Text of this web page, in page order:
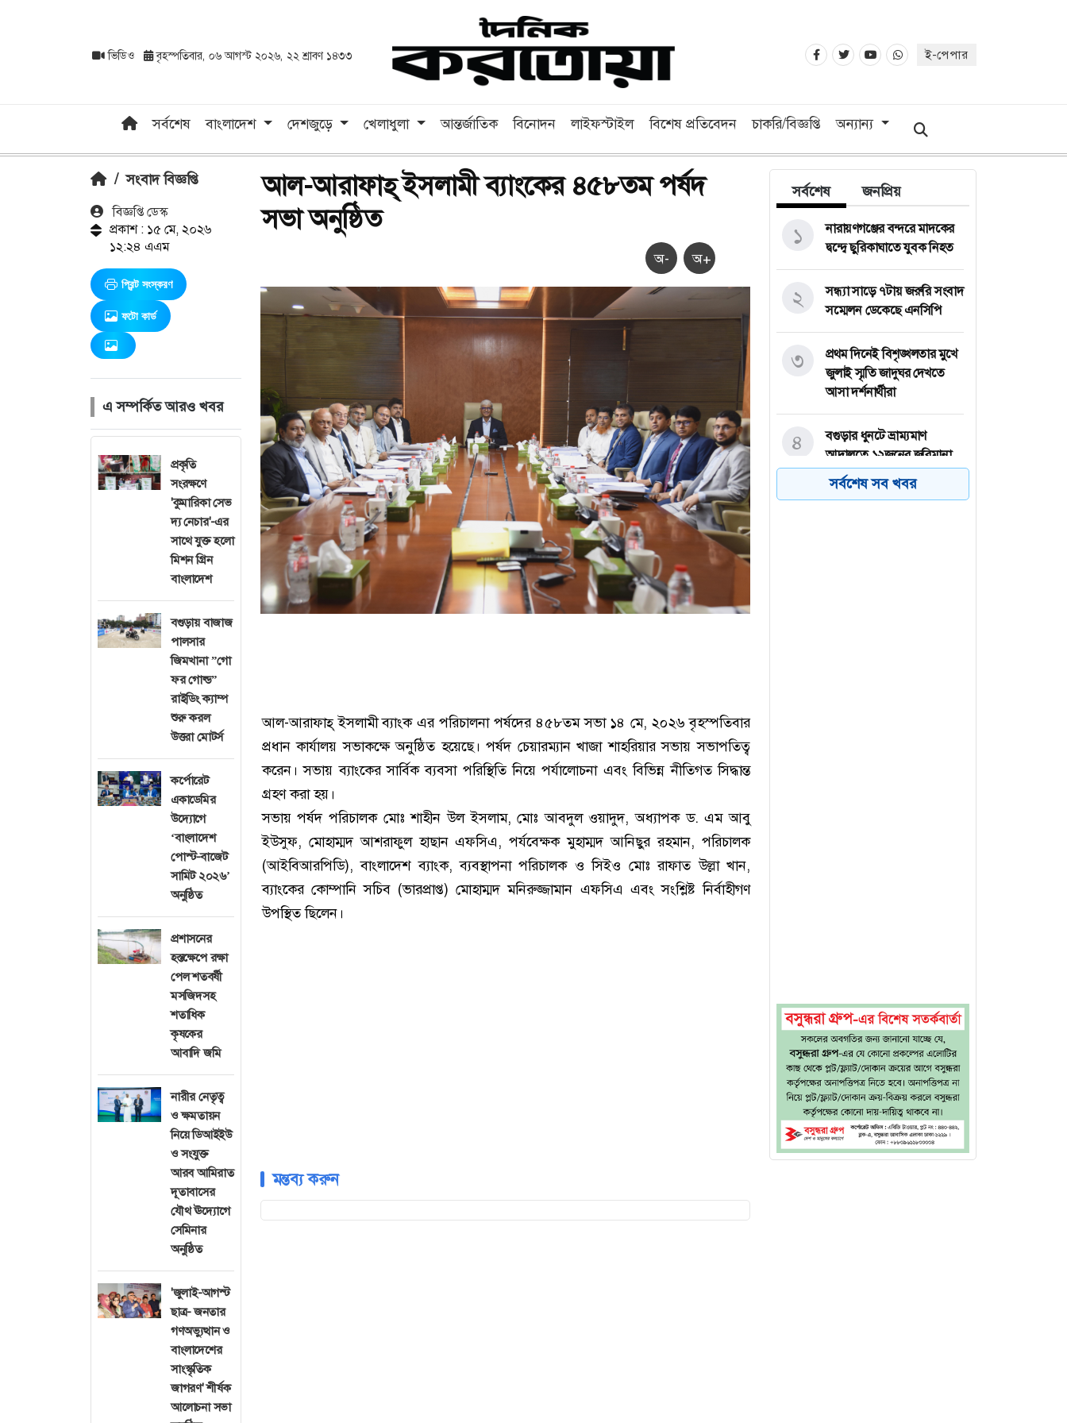
ভিডিও বৃহস্পতিবার, ০৬ আগস্ট ২০২৬, ২২ শ্রাবণ ১৪৩৩ ই-পেপার
সর্বশেষ বাংলাদেশ দেশজুড়ে খেলাধুলা আন্তর্জাতিক বিনোদন লাইফস্টাইল বিশেষ প্রতিবেদন চাকরি/বিজ্ঞপ্তি অন্যান্য
/ সংবাদ বিজ্ঞপ্তি
বিজ্ঞপ্তি ডেস্ক
প্রকাশ : ১৫ মে, ২০২৬
১২:২৪ এএম
প্রিন্ট সংস্করণ
ফটো কার্ড
এ সম্পর্কিত আরও খবর
প্রকৃতি
সংরক্ষণে
'কুমারিকা সেভ
দ্য নেচার'-এর
সাথে যুক্ত হলো
মিশন গ্রিন
বাংলাদেশ
বগুড়ায় বাজাজ
পালসার
জিমখানা ”গো
ফর গোল্ড”
রাইডিং ক্যাম্প
শুরু করল
উত্তরা মোটর্স
কর্পোরেট
একাডেমির
উদ্যোগে
‘বাংলাদেশ
পোস্ট-বাজেট
সামিট ২০২৬’
অনুষ্ঠিত
প্রশাসনের
হস্তক্ষেপে রক্ষা
পেল শতবর্ষী
মসজিদসহ
শতাধিক
কৃষকের
আবাদি জমি
নারীর নেতৃত্ব
ও ক্ষমতায়ন
নিয়ে ডিআইইউ
ও সংযুক্ত
আরব আমিরাত
দূতাবাসের
যৌথ ঊদ্যোগে
সেমিনার
অনুষ্ঠিত
'জুলাই-আগস্ট
ছাত্র- জনতার
গণঅভ্যুত্থান ও
বাংলাদেশের
সাংস্কৃতিক
জাগরণ' শীর্ষক
আলোচনা সভা
আল-আরাফাহ্ ইসলামী ব্যাংকের ৪৫৮তম পর্ষদ
সভা অনুষ্ঠিত
অ- অ+
আল-আরাফাহ্ ইসলামী ব্যাংক এর পরিচালনা পর্ষদের ৪৫৮তম সভা ১৪ মে, ২০২৬ বৃহস্পতিবার
প্রধান কার্যালয় সভাকক্ষে অনুষ্ঠিত হয়েছে। পর্ষদ চেয়ারম্যান খাজা শাহরিয়ার সভায় সভাপতিত্ব
করেন। সভায় ব্যাংকের সার্বিক ব্যবসা পরিস্থিতি নিয়ে পর্যালোচনা এবং বিভিন্ন নীতিগত সিদ্ধান্ত
গ্রহণ করা হয়।
সভায় পর্ষদ পরিচালক মোঃ শাহীন উল ইসলাম, মোঃ আবদুল ওয়াদুদ, অধ্যাপক ড. এম আবু
ইউসুফ, মোহাম্মদ আশরাফুল হাছান এফসিএ, পর্যবেক্ষক মুহাম্মদ আনিছুর রহমান, পরিচালক
(আইবিআরপিডি), বাংলাদেশ ব্যাংক, ব্যবস্থাপনা পরিচালক ও সিইও মোঃ রাফাত উল্লা খান,
ব্যাংকের কোম্পানি সচিব (ভারপ্রাপ্ত) মোহাম্মদ মনিরুজ্জামান এফসিএ এবং সংশ্লিষ্ট নির্বাহীগণ
উপস্থিত ছিলেন।
মন্তব্য করুন
সর্বশেষ জনপ্রিয়
নারায়ণগঞ্জের বন্দরে মাদকের
দ্বন্দ্বে ছুরিকাঘাতে যুবক নিহত
১
সন্ধ্যা সাড়ে ৭টায় জরুরি সংবাদ
সম্মেলন ডেকেছে এনসিপি
২
প্রথম দিনেই বিশৃঙ্খলতার মুখে
জুলাই স্মৃতি জাদুঘর দেখতে
আসা দর্শনার্থীরা
৩
বগুড়ার ধুনটে ভ্রাম্যমাণ
আদালতে ১২জনের জরিমানা,
৩২টি চায়না জাল জব্দ
৪
সর্বশেষ সব খবর